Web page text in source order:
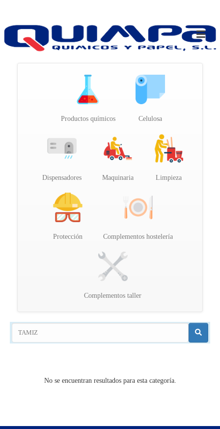
Productos químicos Celulosa
Dispensadores Maquinaria Limpieza
Protección Complementos hostelería
Complementos taller
No se encuentran resultados para esta categoría.